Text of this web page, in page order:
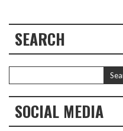
SEARCH
SOCIAL MEDIA